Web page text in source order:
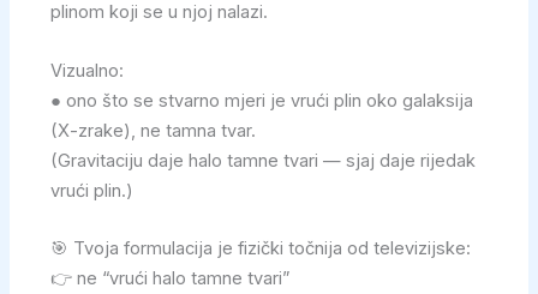
plinom koji se u njoj nalazi.
Vizualno:
● ono što se stvarno mjeri je vrući plin oko galaksija
(X-zrake), ne tamna tvar.
(Gravitaciju daje halo tamne tvari — sjaj daje rijedak
vrući plin.)
🎯 Tvoja formulacija je fizički točnija od televizijske:
👉 ne “vrući halo tamne tvari”